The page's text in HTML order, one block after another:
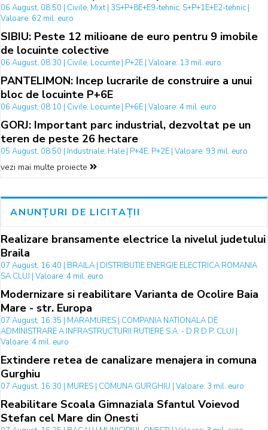
06 August, 08:50 | Civile, Mixt | 3S+P+8E+E9-tehnic, S+P+1E+E2-tehnic |
Valoare: 62 mil. euro
SIBIU: Peste 12 milioane de euro pentru 9 imobile
de locuinte colective
06 August, 08:30 | Civile, Locuinte | P+2E | Valoare: 13 mil. euro
PANTELIMON: Incep lucrarile de construire a unui
bloc de locuinte P+6E
06 August, 08:10 | Civile, Locuinte | P+6E | Valoare: 4 mil. euro
GORJ: Important parc industrial, dezvoltat pe un
teren de peste 26 hectare
05 August, 08:50 | Industriale, Hale | P+4E, P+2E | Valoare: 93 mil. euro
vezi mai multe proiecte
ANUNȚURI DE LICITAȚII
Realizare bransamente electrice la nivelul judetului
Braila
07 August, 16:40 | BRAILA | DISTRIBUTIE ENERGIE ELECTRICA ROMANIA
SA CLUJ | Valoare: 4 mil. euro
Modernizare si reabilitare Varianta de Ocolire Baia
Mare - str. Europa
07 August, 16:35 | MARAMURES | COMPANIA NATIONALA DE
ADMINISTRARE A INFRASTRUCTURII RUTIERE S.A. - D.R.D.P. CLUJ |
Valoare: 4 mil. euro
Extindere retea de canalizare menajera in comuna
Gurghiu
07 August, 16:30 | MURES | COMUNA GURGHIU | Valoare: 3 mil. euro
Reabilitare Scoala Gimnaziala Sfantul Voievod
Stefan cel Mare din Onesti